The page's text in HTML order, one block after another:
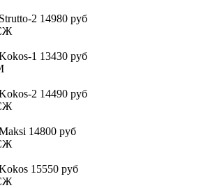
2 14980 руб
1 13430 руб
2 14490 руб
14800 руб
15550 руб